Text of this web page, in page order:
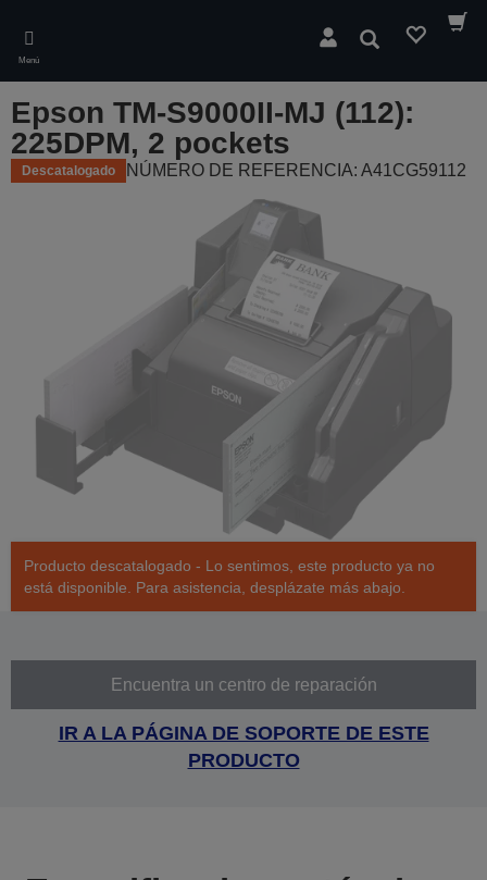
main
content
Menú
Buscar
Epson TM-S9000II-MJ (112):
225DPM, 2 pockets
Descatalogado NÚMERO DE REFERENCIA: A41CG59112
Producto descatalogado - Lo sentimos, este producto ya no
está disponible. Para asistencia, desplázate más abajo.
Encuentra un centro de reparación
IR A LA PÁGINA DE SOPORTE DE ESTE
PRODUCTO